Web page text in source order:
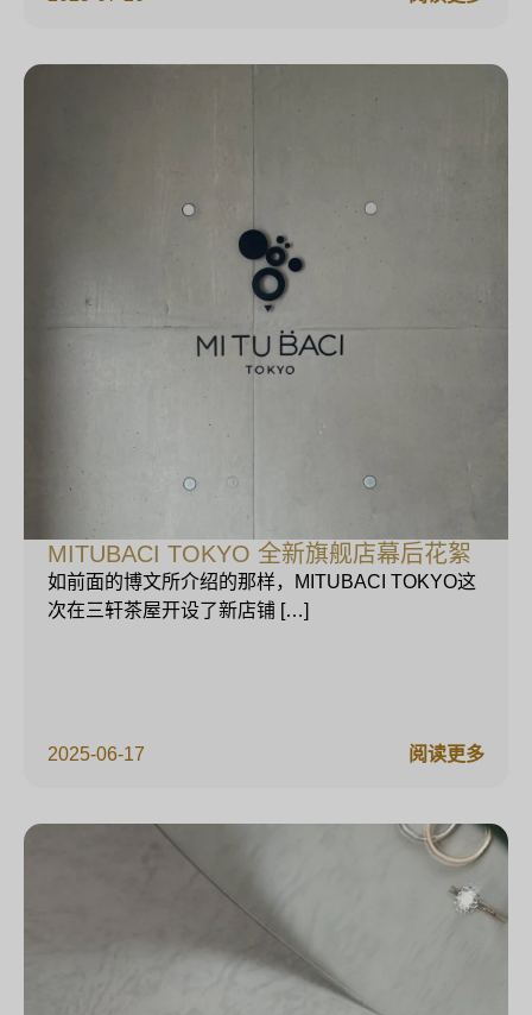
MITUBACI TOKYO 全新旗舰店幕后花絮
2025-06-17
如前面的博文所介绍的那样，MITUBACI TOKYO这
次在三轩茶屋开设了新店铺 […]
阅读更多